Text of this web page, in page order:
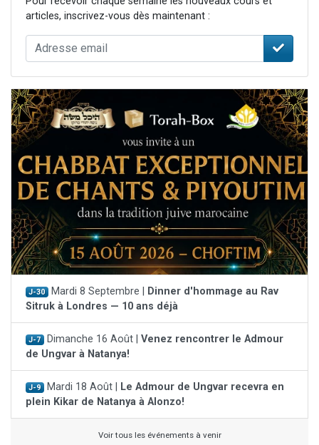
articles, inscrivez-vous dès maintenant :
J-30 Mardi 8 Septembre |
Dinner d'hommage au Rav
Sitruk à Londres — 10 ans déjà
J-7 Dimanche 16 Août | Venez rencontrer le Admour
de Ungvar à Natanya!
J-9 Mardi 18 Août |
Le Admour de Ungvar recevra en
plein Kikar de Natanya à Alonzo!
Voir tous les événements à venir